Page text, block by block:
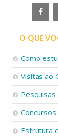
O QUE
Como
Visitas ao
Pesquisas
Concursos
Estrutura